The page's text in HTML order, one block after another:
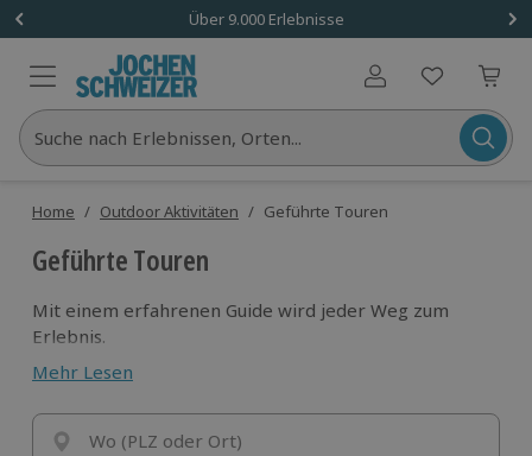
Über 9.000 Erlebnisse
Benutzerkonto
Suche nach Erlebnissen, Orten...
Home / Outdoor Aktivitäten / Geführte Touren
Geführte Touren
Mit einem erfahrenen Guide wird jeder Weg zum
Erlebnis.
Entdecke neue Perspektiven, spannende Orte und
echtes Abenteuer.
Einfach losgehen und genießen – der Rest ergibt sich
unterwegs.
Mehr Lesen
Wo (PLZ oder Ort)